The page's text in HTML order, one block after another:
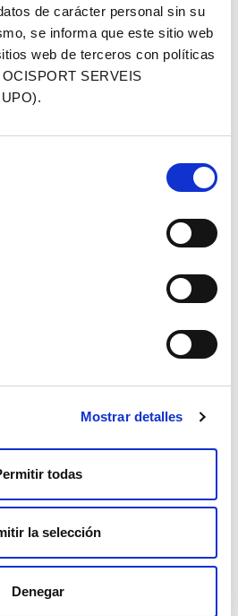
de carácter personal sin su
se informa que este sitio web
web de terceros con políticas
SERVEIS
Mostrar detalles
todas
la selección
Denegar
(cruce con Rubió)
un ticket de comida